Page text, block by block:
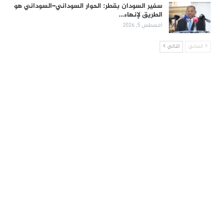
سفير السودان بقطر: الحوار السوداني–السوداني هو
الطريق لإنهاء…
أغسطس 5, 2026
السابق التالي